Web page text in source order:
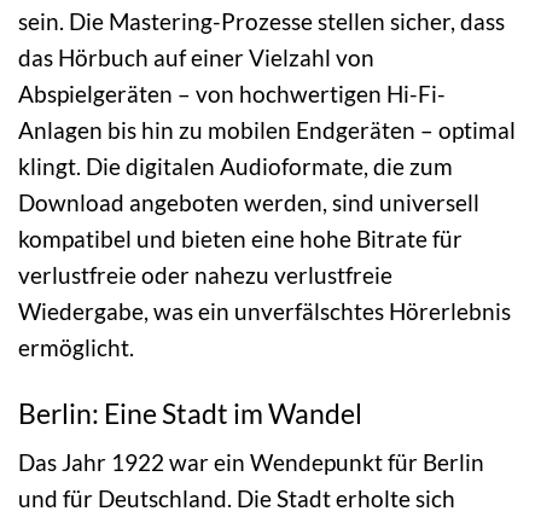
sein. Die Mastering-Prozesse stellen sicher, dass
das Hörbuch auf einer Vielzahl von
Abspielgeräten – von hochwertigen Hi-Fi-
Anlagen bis hin zu mobilen Endgeräten – optimal
klingt. Die digitalen Audioformate, die zum
Download angeboten werden, sind universell
kompatibel und bieten eine hohe Bitrate für
verlustfreie oder nahezu verlustfreie
Wiedergabe, was ein unverfälschtes Hörerlebnis
ermöglicht.
Berlin: Eine Stadt im Wandel
Das Jahr 1922 war ein Wendepunkt für Berlin
und für Deutschland. Die Stadt erholte sich